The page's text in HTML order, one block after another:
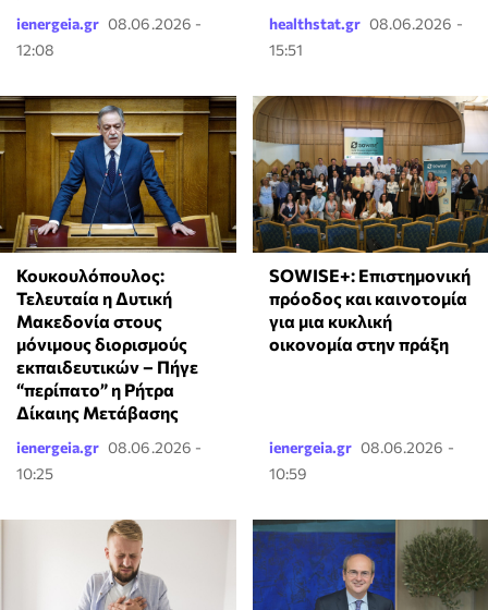
ienergeia.gr 08.06.2026 -
12:08
healthstat.gr 08.06.2026 -
15:51
Κουκουλόπουλος:
Τελευταία η Δυτική
Μακεδονία στους
μόνιμους διορισμούς
εκπαιδευτικών – Πήγε
“περίπατο” η Ρήτρα
Δίκαιης Μετάβασης
ienergeia.gr 08.06.2026 -
10:25
SOWISE+: Επιστημονική
πρόοδος και καινοτομία
για μια κυκλική
οικονομία στην πράξη
ienergeia.gr 08.06.2026 -
10:59